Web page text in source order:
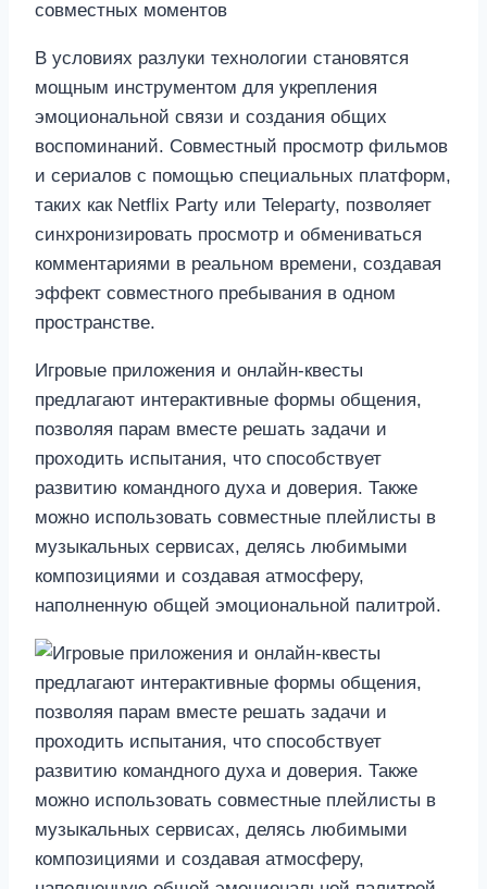
В условиях разлуки технологии становятся
мощным инструментом для укрепления
эмоциональной связи и создания общих
воспоминаний. Совместный просмотр фильмов
и сериалов с помощью специальных платформ,
таких как Netflix Party или Teleparty, позволяет
синхронизировать просмотр и обмениваться
комментариями в реальном времени, создавая
эффект совместного пребывания в одном
пространстве.
Игровые приложения и онлайн-квесты
предлагают интерактивные формы общения,
позволяя парам вместе решать задачи и
проходить испытания, что способствует
развитию командного духа и доверия. Также
можно использовать совместные плейлисты в
музыкальных сервисах, делясь любимыми
композициями и создавая атмосферу,
наполненную общей эмоциональной палитрой.